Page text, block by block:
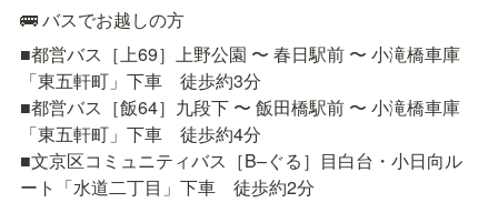
🚌 バスでお越しの方
■都営バス［上69］上野公園 〜 春日駅前 〜 小滝橋車庫
「東五軒町」下車　徒歩約3分
■都営バス［飯64］九段下 〜 飯田橋駅前 〜 小滝橋車庫
「東五軒町」下車　徒歩約4分
■文京区コミュニティバス［B–ぐる］目白台・小日向ル
ート「水道二丁目」下車　徒歩約2分